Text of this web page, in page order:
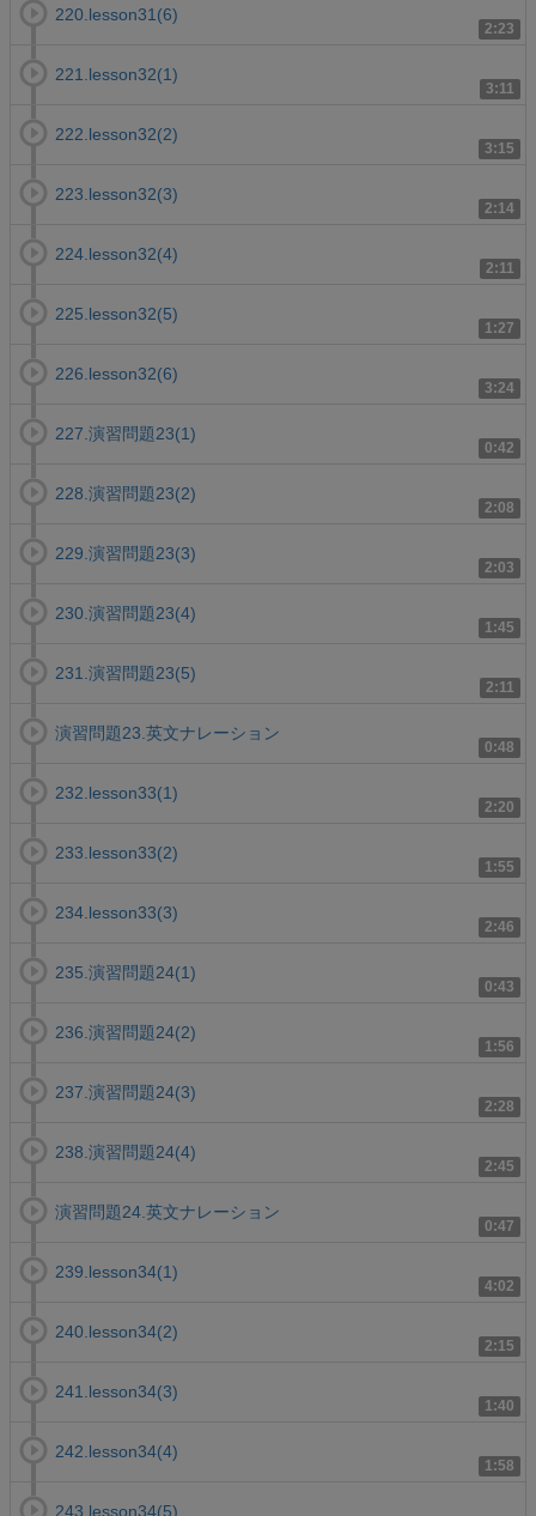
2:23
220.lesson31(6)
3:11
221.lesson32(1)
3:15
222.lesson32(2)
2:14
223.lesson32(3)
2:11
224.lesson32(4)
1:27
225.lesson32(5)
3:24
226.lesson32(6)
0:42
227.演習問題23(1)
2:08
228.演習問題23(2)
2:03
229.演習問題23(3)
1:45
230.演習問題23(4)
2:11
231.演習問題23(5)
0:48
演習問題23.英文ナレーション
2:20
232.lesson33(1)
1:55
233.lesson33(2)
2:46
234.lesson33(3)
0:43
235.演習問題24(1)
1:56
236.演習問題24(2)
2:28
237.演習問題24(3)
2:45
238.演習問題24(4)
0:47
演習問題24.英文ナレーション
4:02
239.lesson34(1)
2:15
240.lesson34(2)
1:40
241.lesson34(3)
1:58
242.lesson34(4)
243.lesson34(5)